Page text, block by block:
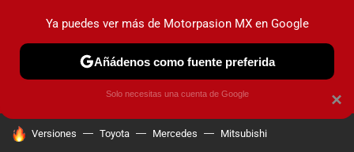
PRUEBAS INDUSTRIA HOY NO CIRCULA
HOY SE HABLA DE
Versiones Toyota Mercedes Mitsubishi
×
Ya puedes ver más de Motorpasion MX en Google
Añádenos como fuente preferida
Solo necesitas una cuenta de Google